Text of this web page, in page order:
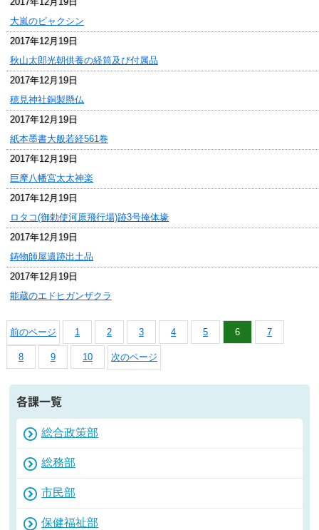
大嵐のビャクシン
2017年12月19日
秋山太郎光朝供養の経筒及び付属品
2017年12月19日
穂見神社銅製懸仏
2017年12月19日
紙本墨書大般若経561巻
2017年12月19日
巨摩八幡宮太太神楽
2017年12月19日
ロタコ(御勅使河原飛行場)跡3号掩体壕
2017年12月19日
鋳物師屋遺跡出土品
2017年12月19日
能蔵のエドヒガンザクラ
前のページ 1 2 3 4 5 6 7
8 9 10 次のページ
各課一覧
総合政策部
総務部
市民部
保健福祉部